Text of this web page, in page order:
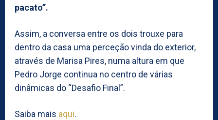
pacato”.
Assim, a conversa entre os dois trouxe para
dentro da casa uma perceção vinda do exterior,
através de Marisa Pires, numa altura em que
Pedro Jorge continua no centro de várias
dinâmicas do “Desafio Final”.
Saiba mais aqui.